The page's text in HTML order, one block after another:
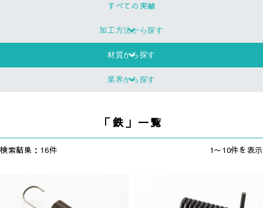
すべての実績
加工方法から探す
材質から探す
業界から探す
「鉄」一覧
検索結果：16件 1〜10件を表示